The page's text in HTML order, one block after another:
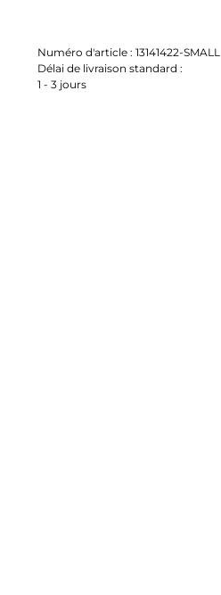
Numéro d'article : 13141422-SMALL
Délai de livraison standard :
1 - 3 jours